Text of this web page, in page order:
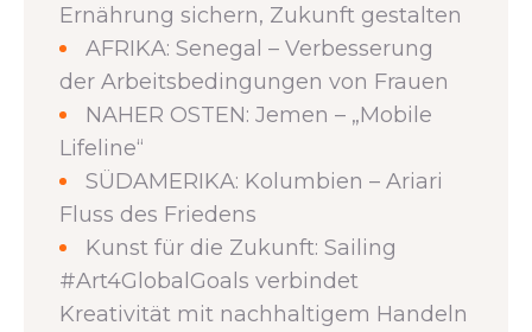
Ernährung sichern, Zukunft gestalten
AFRIKA: Senegal – Verbesserung
der Arbeitsbedingungen von Frauen
NAHER OSTEN: Jemen – „Mobile
Lifeline“
SÜDAMERIKA: Kolumbien – Ariari
Fluss des Friedens
Kunst für die Zukunft: Sailing
#Art4GlobalGoals verbindet
Kreativität mit nachhaltigem Handeln